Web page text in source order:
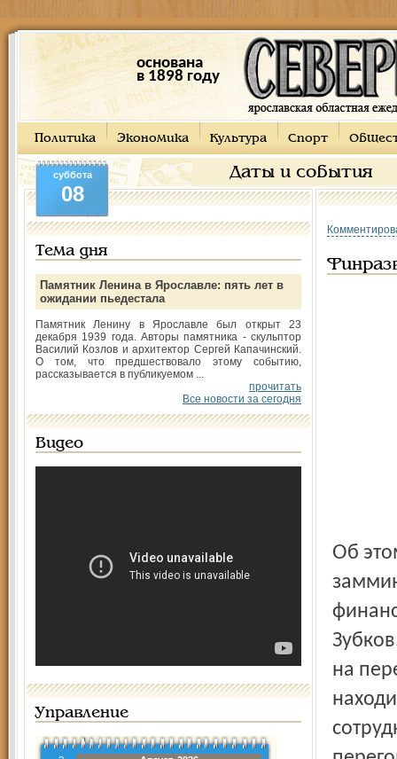
основана
в 1898 году
Политика Экономика Культура Спорт
Даты и события
суббота
08
Тема дня
Памятник Ленина в Ярославле: пять лет в
ожидании пьедестала
Памятник Ленину в Ярославле был открыт 23
декабря 1939 года. Авторы памятника - скульптор
Василий Козлов и архитектор Сергей Капачинский.
О том, что предшествовало этому событию,
рассказывается в публикуемом ...
прочитать
Все новости за сегодня
Видео
Управление
Об этом на сессии FATF в Париже заявил первый
на